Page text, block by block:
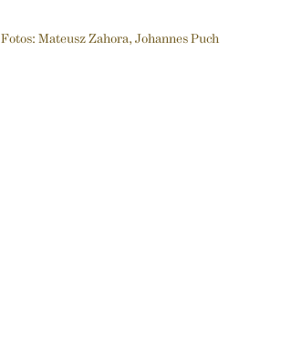
Fotos: Mateusz Zahora, Johannes Puch